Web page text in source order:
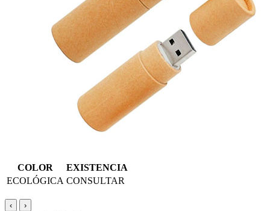
COLOR
EXISTENCIA
ECOLÓGICA CONSULTAR
‹ ›